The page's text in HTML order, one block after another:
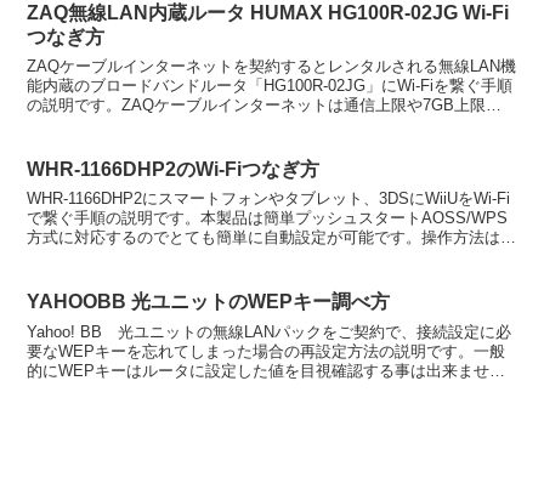
ZAQ無線LAN内蔵ルータ HUMAX HG100R-02JG Wi-Fi
つなぎ方
ZAQケーブルインターネットを契約するとレンタルされる無線LAN機
能内蔵のブロードバンドルータ「HG100R-02JG」にWi-Fiを繋ぐ手順
の説明です。ZAQケーブルインターネットは通信上限や7GB上限な
WHR-1166DHP2のWi-Fiつなぎ方
WHR-1166DHP2にスマートフォンやタブレット、3DSにWiiUをWi-Fi
で繋ぐ手順の説明です。本製品は簡単プッシュスタートAOSS/WPS
方式に対応するのでとても簡単に自動設定が可能です。操作方法はと
YAHOOBB 光ユニットのWEPキー調べ方
Yahoo! BB 光ユニットの無線LANパックをご契約で、接続設定に必
要なWEPキーを忘れてしまった場合の再設定方法の説明です。一般
的にWEPキーはルータに設定した値を目視確認する事は出来ませ